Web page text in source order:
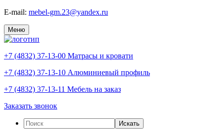
E-mail: mebel-gm.23@yandex.ru
Меню
+7 (4832) 37-13-00 Матрасы и кровати
+7 (4832) 37-13-10 Алюминиевый профиль
+7 (4832) 37-13-11 Мебель на заказ
Заказать звонок
Искать